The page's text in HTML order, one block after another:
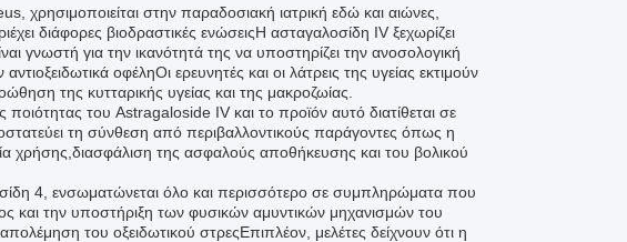
στην παραδοσιακή ιατρική εδώ και αιώνες,
διάφορες βιοδραστικές ενώσειςΗ ασταγαλοσίδη IV ξεχωρίζει
γνωστή για την ικανότητά της να υποστηρίζει την ανοσολογική
οφέληΟι ερευνητές και οι λάτρεις της υγείας εκτιμούν
της κυτταρικής υγείας και της μακροζωίας.
του Astragaloside IV και το προϊόν αυτό διατίθεται σε
τη σύνθεση από περιβαλλοντικούς παράγοντες όπως η
χρήσης,διασφάλιση της ασφαλούς αποθήκευσης και του βολικού
4, ενσωματώνεται όλο και περισσότερο σε συμπληρώματα που
και την υποστήριξη των φυσικών αμυντικών μηχανισμών του
του οξειδωτικού στρεςΕπιπλέον, μελέτες δείχνουν ότι η